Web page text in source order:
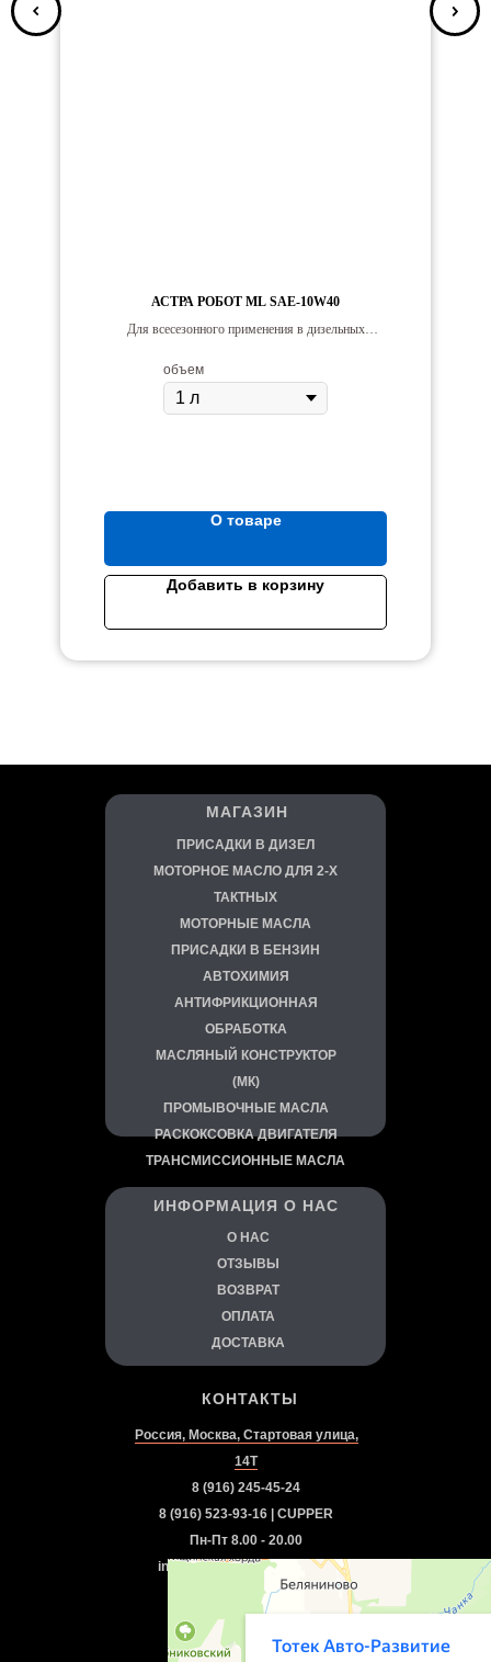
АСТРА РОБОТ ML SAE-10W40
Для всесезонного применения в дизельных
мощностью, форсированных с турбонаддувом.
объем
О товаре
Добавить в корзину
МАГАЗИН
ПРИСАДКИ В ДИЗЕЛ
МОТОРНОЕ МАСЛО ДЛЯ 2-Х
ТАКТНЫХ
МОТОРНЫЕ МАСЛА
ПРИСАДКИ В БЕНЗИН
АВТОХИМИЯ
АНТИФРИКЦИОННАЯ
ОБРАБОТКА
МАСЛЯНЫЙ КОНСТРУКТОР
(МК)
ПРОМЫВОЧНЫЕ МАСЛА
РАСКОКСОВКА ДВИГАТЕЛЯ
ТРАНСМИССИОННЫЕ МАСЛА
ИНФОРМАЦИЯ О НАС
О НАС
ОТЗЫВЫ
ВОЗВРАТ
ОПЛАТА
ДОСТАВКА
КОНТАКТЫ
Россия, Москва, Стартовая улица,
14Т
8 (916) 245-45-24
8 (916) 523-93-16 | CUPPER
Пн-Пт 8.00 - 20.00
info.autorazvitie@gmail.com
Посмотреть на карте